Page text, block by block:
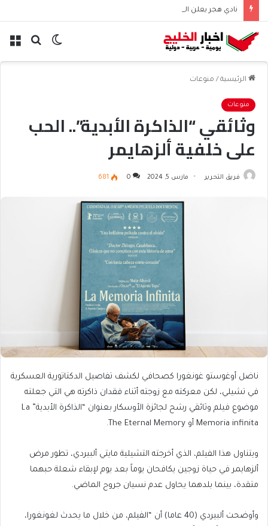
نادي هجر يعلن التعاقد مع المدافع الجزائري “أيوب دربال”
بحث الوضع
الرئيسية / منوعات
منوعات
وثائقي “الذاكرة الأبدية”.. الحب
على خلفية ألزهايمر
فريق التحرير مارس 5, 2024 0
681
ناضل أوغوستو غونغورا كصحافي لكشف تفاصيل الدكتاتورية العسكرية
في تشيلي، لكن معركته مع زوجته أثناء فقدان ذاكرته هي التي جعلته
موضوع فيلم وثائقي رشح لجائزة الأوسكار بعنوان “الذاكرة الأبدية” La
Memoria infinita أو The Eternal Memory.
ويتناول هذا الفيلم، الذي أخرجته التشيلية مايتي ألبيردي، تطور مرض
ألزهايمر في حياة زوجين يكافحان يوماً بعد يوم لإبقاء شعلة حبهما
متقدة، بينما بلدهما يحاول عدم نسيان جروح الماضي.
وأوضحت ألبيردي (40 عاما) أن “الفيلم، من خلال ما يحدث لغونغورا،